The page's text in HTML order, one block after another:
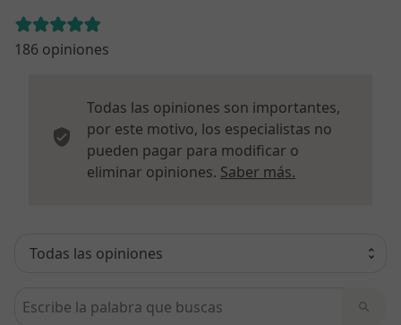
186 opiniones
Todas las opiniones son importantes,
por este motivo, los especialistas no
pueden pagar para modificar o
eliminar opiniones. Saber más.
Busca en opiniones